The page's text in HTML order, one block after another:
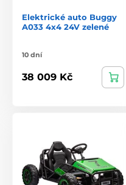
Elektrické auto Buggy
A033 4x4 24V zelené
10 dní
38 009 Kč